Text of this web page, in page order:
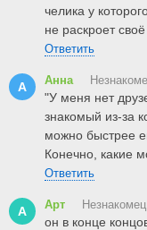
челика у
не раскроет
Ответить
А Анна
"У меня нет
знакомый из-за
можно быстрее
Конечно, какие
Ответить
А Арт Незнакомец
он в конце